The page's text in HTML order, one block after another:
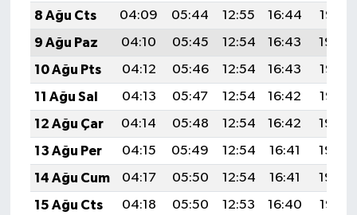
8 Ağu Cts 04:09 05:44 12:55 16:44
19:55
9 Ağu Paz
04:10 05:45 12:54 16:43
19:54
10 Ağu Pts
04:12 05:46 12:54 16:43
19:53
11 Ağu Sal
04:13 05:47 12:54 16:42
19:52
12 Ağu Çar
04:14 05:48 12:54 16:42
19:50
13 Ağu Per
04:15 05:49 12:54 16:41
19:49
14 Ağu Cum
04:17 05:50 12:54 16:41
19:48
15 Ağu Cts
04:18 05:50 12:53 16:40
19:47